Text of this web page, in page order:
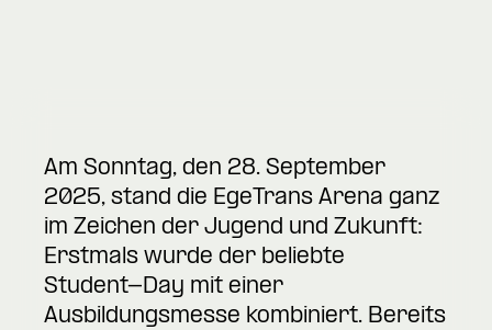
Am Sonntag, den 28. September
2025, stand die EgeTrans Arena ganz
im Zeichen der Jugend und Zukunft:
Erstmals wurde der beliebte
Student-Day mit einer
Ausbildungsmesse kombiniert. Bereits